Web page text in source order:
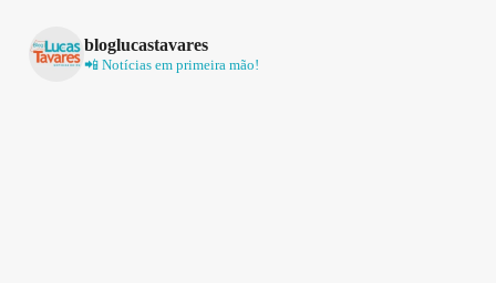
bloglucastavares
📲 Notícias em primeira mão!